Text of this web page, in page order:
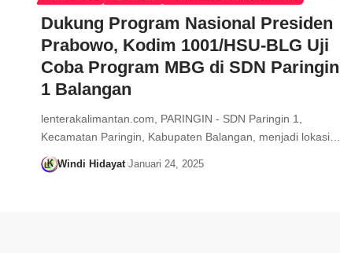
Dukung Program Nasional Presiden
Prabowo, Kodim 1001/HSU-BLG Uji
Coba Program MBG di SDN Paringin
1 Balangan
lenterakalimantan.com, PARINGIN - SDN Paringin 1,
Kecamatan Paringin, Kabupaten Balangan, menjadi lokasi…
Windi Hidayat Januari 24, 2025